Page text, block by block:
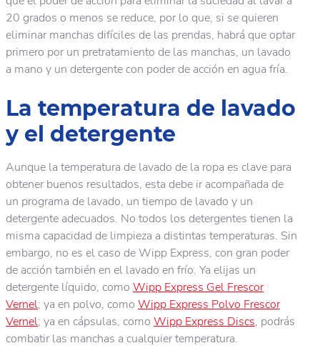
20 grados o menos se reduce, por lo que, si se quieren
eliminar manchas difíciles de las prendas, habrá que optar
primero por un pretratamiento de las manchas, un lavado
a mano y un detergente con poder de acción en agua fría.
La temperatura de lavado
y el detergente
Aunque la temperatura de lavado de la ropa es clave para
obtener buenos resultados, esta debe ir acompañada de
un programa de lavado, un tiempo de lavado y un
detergente adecuados. No todos los detergentes tienen la
misma capacidad de limpieza a distintas temperaturas. Sin
embargo, no es el caso de Wipp Express, con gran poder
de acción también en el lavado en frío. Ya elijas un
detergente líquido, como Wipp Express Gel Frescor
Vernel; ya en polvo, como Wipp Express Polvo Frescor
Vernel; ya en cápsulas, como Wipp Express Discs, podrás
combatir las manchas a cualquier temperatura.